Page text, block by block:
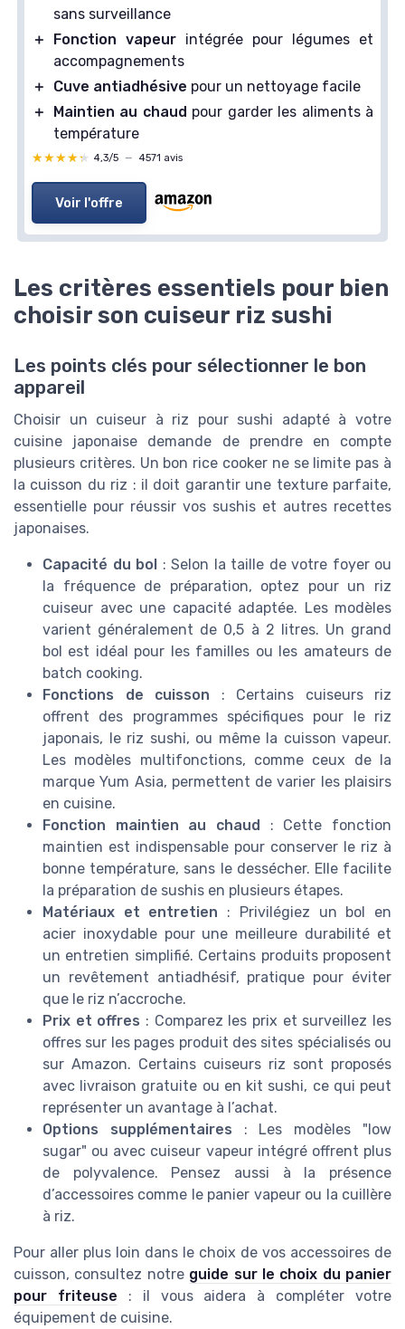
sans surveillance
＋
Fonction vapeur intégrée pour légumes et
accompagnements
＋
Cuve antiadhésive pour un nettoyage facile
＋
Maintien au chaud pour garder les aliments à
température
★★★★★
★★★★★ 4,3/5 — 4571 avis
Voir l'offre
Les critères essentiels pour bien
choisir son cuiseur riz sushi
Les points clés pour sélectionner le bon
appareil
Choisir un cuiseur à riz pour sushi adapté à votre
cuisine japonaise demande de prendre en compte
plusieurs critères. Un bon rice cooker ne se limite pas à
la cuisson du riz : il doit garantir une texture parfaite,
essentielle pour réussir vos sushis et autres recettes
japonaises.
Capacité du bol : Selon la taille de votre foyer ou
la fréquence de préparation, optez pour un riz
cuiseur avec une capacité adaptée. Les modèles
varient généralement de 0,5 à 2 litres. Un grand
bol est idéal pour les familles ou les amateurs de
batch cooking.
Fonctions de cuisson : Certains cuiseurs riz
offrent des programmes spécifiques pour le riz
japonais, le riz sushi, ou même la cuisson vapeur.
Les modèles multifonctions, comme ceux de la
marque Yum Asia, permettent de varier les plaisirs
en cuisine.
Fonction maintien au chaud : Cette fonction
maintien est indispensable pour conserver le riz à
bonne température, sans le dessécher. Elle facilite
la préparation de sushis en plusieurs étapes.
Matériaux et entretien : Privilégiez un bol en
acier inoxydable pour une meilleure durabilité et
un entretien simplifié. Certains produits proposent
un revêtement antiadhésif, pratique pour éviter
que le riz n’accroche.
Prix et offres : Comparez les prix et surveillez les
offres sur les pages produit des sites spécialisés ou
sur Amazon. Certains cuiseurs riz sont proposés
avec livraison gratuite ou en kit sushi, ce qui peut
représenter un avantage à l’achat.
Options supplémentaires : Les modèles "low
sugar" ou avec cuiseur vapeur intégré offrent plus
de polyvalence. Pensez aussi à la présence
d’accessoires comme le panier vapeur ou la cuillère
à riz.
Pour aller plus loin dans le choix de vos accessoires de
cuisson, consultez notre guide sur le choix du panier
pour friteuse : il vous aidera à compléter votre
équipement de cuisine.